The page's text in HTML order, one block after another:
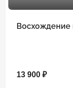
Восхождение
13 900 ₽